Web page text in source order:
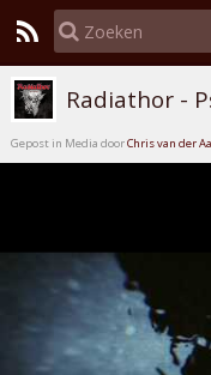
Radiathor -
Gepost in Media doorChris van der Aa